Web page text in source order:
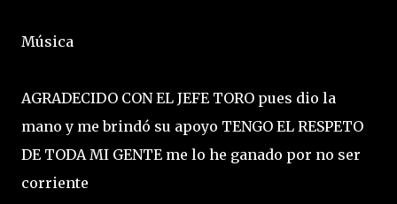
Música
AGRADECIDO CON EL JEFE TORO pues dio la
mano y me brindó su apoyo TENGO EL RESPETO
DE TODA MI GENTE me lo he ganado por no ser
corriente